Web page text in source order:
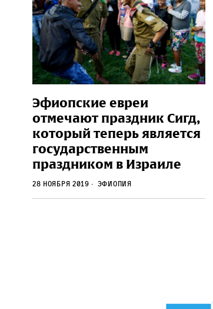
Эфиопские евреи
отмечают праздник Сигд,
который теперь является
государственным
праздником в Израиле
28 ноября 2019 Эфиопия